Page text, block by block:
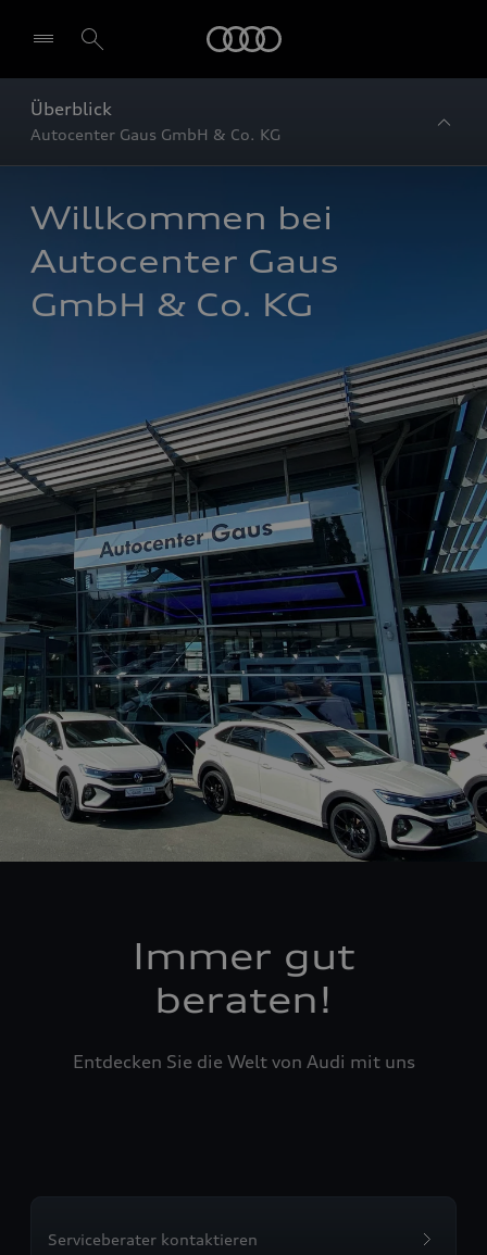
Überblick
Autocenter Gaus GmbH & Co. KG
Willkommen bei
Autocenter Gaus
GmbH & Co. KG
Immer gut
beraten!
Entdecken Sie die Welt von Audi mit uns
Serviceberater kontaktieren